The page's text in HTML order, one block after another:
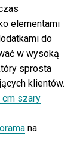
elementami
do
w wysoką
sprosta
klientów.
cm szary
na